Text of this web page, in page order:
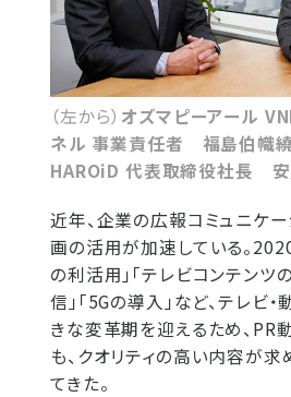
（左から） オズマピーアール
ネル 事業責任者 福島伯幟
HAROiD 代表取締役社長
近年、企業の広報コミュニケ
画の活用が加速している。
の利活用」「テレビコンテンツ
信」「5Gの導入」など、テレビ
きな変革期を迎えるため、PR
も、クオリティの高い内容が求
てきた。